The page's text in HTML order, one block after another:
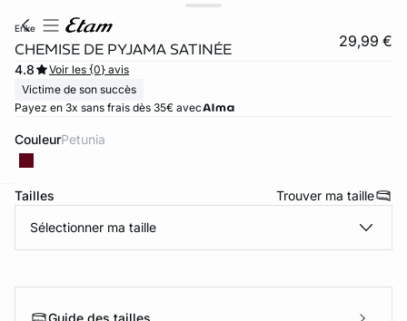
erike
CHEMISE DE PYJAMA SATINÉE 29,99 €
4.8
Voir les {0} avis
Victime de son succès
Payez en 3x sans frais dès 35€ avec
Couleur petunia
Tailles Trouver ma taille
Sélectionner ma taille
Guide des tailles